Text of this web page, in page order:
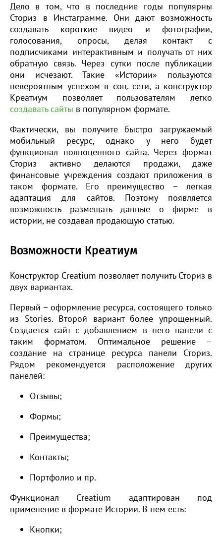
Дело в том, что в последние годы популярны
Сториз в Инстаграмме. Они дают возможность
создавать короткие видео и фотографии,
голосования, опросы, делая контакт с
подписчиками интерактивным и получать от них
обратную связь. Через сутки после публикации
они исчезают. Такие «Истории» пользуются
невероятным успехом в соц. сети, а конструктор
Креатиум позволяет пользователям легко
создавать сайты в популярном формате.
Фактически, вы получите быстро загружаемый
мобильный ресурс, однако у него будет
функционал полноценного сайта. Через формат
Сториз активно делаются продажи, даже
финансовые учреждения создают приложения в
таком формате. Его преимущество – легкая
адаптация для сайтов. Поэтому появляется
возможность размещать данные о фирме в
истории, не создавая продающую статью.
Возможности Креатиум
Конструктор Creatium позволяет получить Сториз в
двух вариантах.
Первый – оформление ресурса, состоящего только
из Stories. Второй вариант более упрощенный.
Создается сайт с добавлением в него панели с
таким форматом. Оптимальное решение –
создание на странице ресурса панели Сториз.
Рядом рекомендуется расположение других
панелей:
Отзывы;
Формы;
Преимущества;
Контакты;
Портфолио и пр.
Функционал Creatium адаптирован под
применение в формате Истории. В нем есть:
Кнопки;